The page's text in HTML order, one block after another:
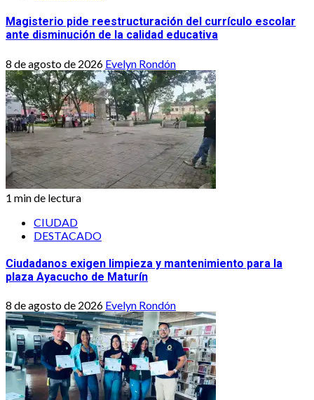
Magisterio pide reestructuración del currículo escolar
ante disminución de la calidad educativa
8 de agosto de 2026 Evelyn Rondón
1 min de lectura
CIUDAD
DESTACADO
Ciudadanos exigen limpieza y mantenimiento para la
plaza Ayacucho de Maturín
8 de agosto de 2026 Evelyn Rondón